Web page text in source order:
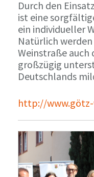
Durch den
ist eine
ein individueller
Natürlich
Weinstraße
großzügig
Deutschlands
http://